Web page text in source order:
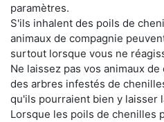
paramètres.
S'ils inhalent des poils de
animaux de compagnie
surtout lorsque vous ne
Ne laissez pas vos animaux
des arbres infestés de
qu'ils pourraient bien y laisser
Lorsque les poils de chenilles